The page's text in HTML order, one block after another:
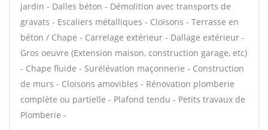
jardin - Dalles béton - Démolition avec transports de
gravats - Escaliers métalliques - Cloisons - Terrasse en
béton / Chape - Carrelage extérieur - Dallage extérieur -
Gros oeuvre (Extension maison, construction garage, etc)
- Chape fluide - Surélévation maçonnerie - Construction
de murs - Cloisons amovibles - Rénovation plomberie
complète ou partielle - Plafond tendu - Petits travaux de
Plomberie -